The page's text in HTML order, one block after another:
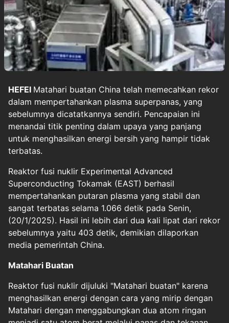
HEFEI Matahari buatan China telah memecahkan rekor
dalam mempertahankan plasma superpanas, yang
sebelumnya dicatatkannya sendiri. Pencapaian ini
menandai titik penting dalam upaya yang panjang
untuk menghasilkan energi bersih yang hampir tidak
terbatas.
Reaktor fusi nuklir Experimental Advanced
Superconducting Tokamak (EAST) berhasil
mempertahankan putaran plasma yang stabil dan
sangat terbatas selama 1.066 detik pada Senin,
(20/1/2025). Hasil ini lebih dari dua kali lipat dari rekor
sebelumnya yaitu 403 detik, demikian dilaporkan
media pemerintah China.
Matahari Buatan
Reaktor fusi nuklir dijuluki "Matahari buatan" karena
menghasilkan energi dengan cara yang mirip dengan
Matahari dengan menggabungkan dua atom ringan